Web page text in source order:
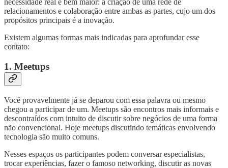
necessidade real é bem maior: a criação de uma rede de
relacionamentos e colaboração entre ambas as partes, cujo um dos
propósitos principais é a inovação.
Existem algumas formas mais indicadas para aprofundar esse
contato:
1. Meetups
Você provavelmente já se deparou com essa palavra ou mesmo
chegou a participar de um. Meetups são encontros mais informais e
descontraídos com intuito de discutir sobre negócios de uma forma
não convencional. Hoje meetups discutindo temáticas envolvendo
tecnologia são muito comuns.
Nesses espaços os participantes podem conversar especialistas,
trocar experiências, fazer o famoso networking, discutir as novas